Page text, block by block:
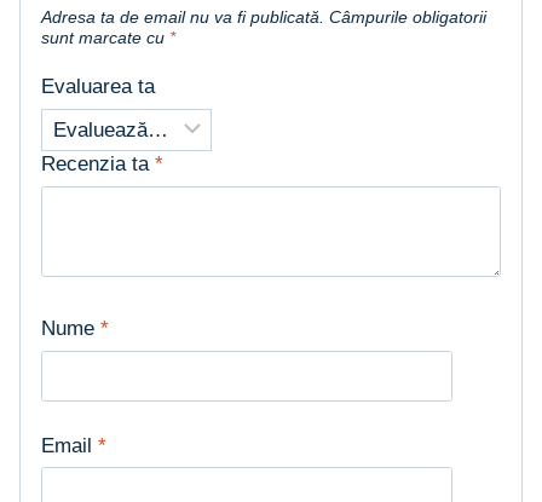
Adresa ta de email nu va fi publicată. Câmpurile obligatorii
sunt marcate cu *
Evaluarea ta
Recenzia ta *
Nume *
Email *